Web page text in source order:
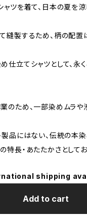
ャツを着て、日本の夏を
縫製するため、柄の配
仕立てシャツとして、永
のため、一部染めムラや
製品にはない、伝統の本
特長・あたたかさとしてお
shipping
Add to cart